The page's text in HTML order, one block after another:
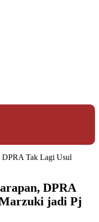
DPRA Tak Lagi Usul
DPRA
jadi Pj